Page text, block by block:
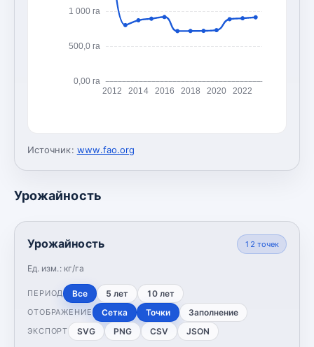
0,00 га
500,0 га
1 000 га
2012 2014 2016 2018 2020 2022
Источник: www.fao.org
Урожайность
Урожайность
Ед. изм.: кг/га
12 точек
ПЕРИОД Все 5 лет 10 лет
ОТОБРАЖЕНИЕ Сетка Точки Заполнение
ЭКСПОРТ SVG PNG CSV JSON